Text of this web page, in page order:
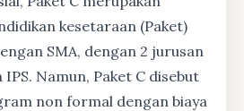
kesetaraan (Paket)
SMA, dengan 2 jurusan
IPS. Namun, Paket C disebut
non formal dengan biaya